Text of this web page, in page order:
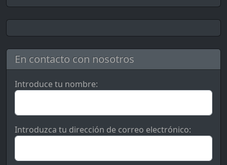
En contacto con nosotros
Introduce tu nombre:
Introduzca tu dirección de correo electrónico: